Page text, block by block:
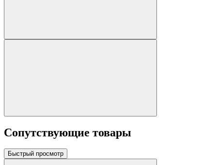
Сопутствующие товары
Быстрый просмотр